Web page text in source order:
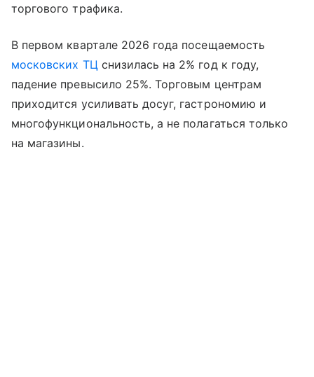
торгового трафика.
В первом квартале 2026 года посещаемость
московских ТЦснизилась на 2% год к году,
падение превысило 25%. Торговым центрам
приходится усиливать досуг, гастрономию и
многофункциональность, а не полагаться только
на магазины.